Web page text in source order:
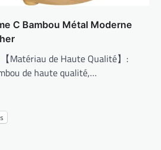
C Bambou Métal Moderne
Matériau de Haute Qualité】:
de haute qualité,…